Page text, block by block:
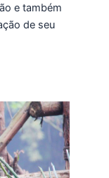
e também
de seu